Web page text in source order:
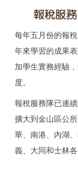
每年五月份的報
年來學習的成果
加學生實務經驗
度。
報稅服務隊已連
擴大到金山區公
華、南港、內湖
義、大同和士林各